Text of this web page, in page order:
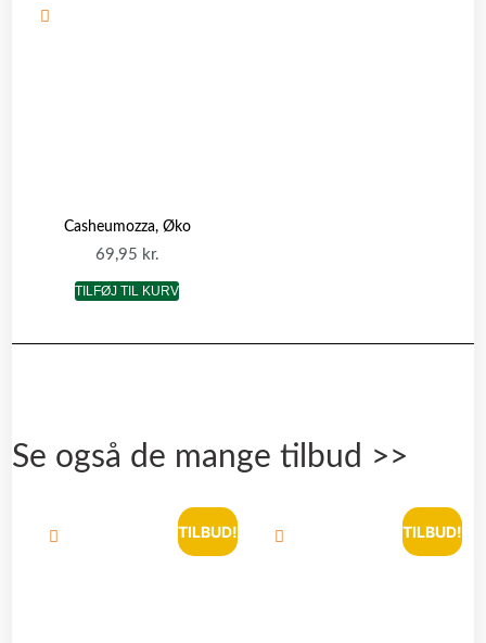
Casheumozza, Øko
69,95 kr.
TILFØJ TIL KURV
Se også de mange tilbud >>
TILBUD! TILBUD!